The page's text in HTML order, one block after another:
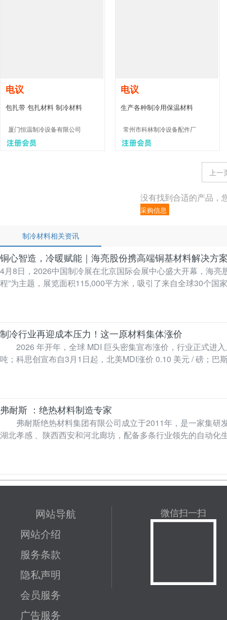
电议
包扎带 包扎材料 制冷材料
厦门恒温制冷设备有限公司
电议
生产各种制冷用保温材料
常州市科林制冷设备配件厂
上一
没有找到合适的产品，
采购信息
制冷材料相关资讯
铜心智造，冷暖赋能｜海亮股份携高端铜基材料解决方
4月8日，2026中国制冷展在北京国际会展中心盛大开幕，海亮股份携高端铜基材料解决方案实
程”为主题，展览面积115,000平方米，吸引了来自全球30个
制冷行业再迎成本压力！这一原材料集体涨价
2026 年开年，全球 MDI 巨头密集宣布涨价，行业正式进入
吨；科思创宣布自3月1日起，北美MDI涨价 0.10 美元 / 磅；
弗耐斯 ：绝热材料制造专家
弗耐斯绝热材料集团有限公司成立于2011年，是一家集研
湖北孝感 、陕西西安和河北廊坊，配备多条行业领先的自动
网站导航
网站介绍
服务条款
隐私声明
会员服务
广告服务
微信扫一扫